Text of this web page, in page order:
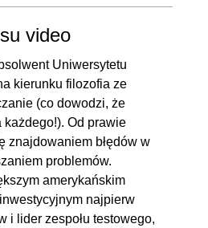
video
Uniwersytetu
kierunku filozofia ze
(co dowodzi, że
Od prawie
znajdowaniem błędów w
problemów.
amerykańskim
najpierw
i lider zespołu testowego,